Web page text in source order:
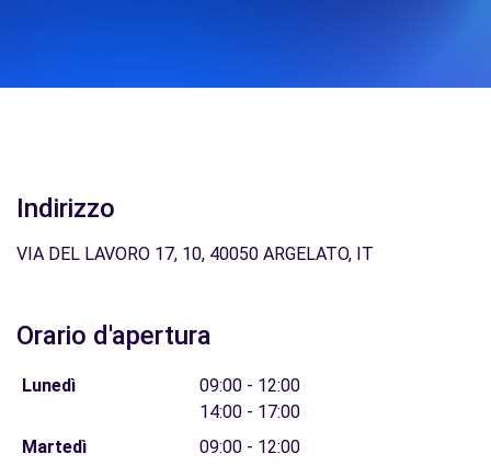
Indirizzo
VIA DEL LAVORO 17, 10, 40050 ARGELATO, IT
Orario d'apertura
Lunedì
09:00 - 12:00
14:00 - 17:00
Martedì
09:00 - 12:00